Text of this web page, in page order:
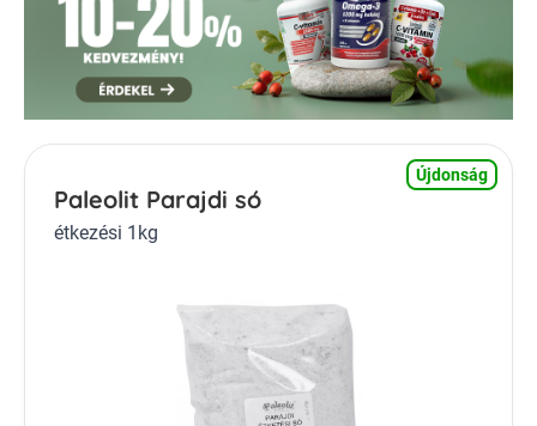
Újdonság
Paleolit Parajdi só
étkezési 1kg